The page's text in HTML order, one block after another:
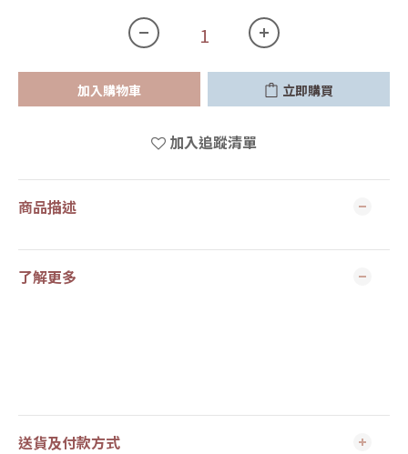
加入購物車 立即購買
加入追蹤清單
商品描述
了解更多
送貨及付款方式